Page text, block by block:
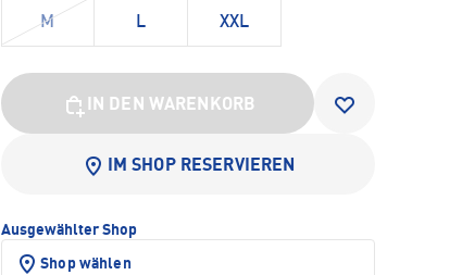
M L XXL
IN DEN WARENKORB
IM SHOP RESERVIEREN
Ausgewählter Shop
Shop wählen